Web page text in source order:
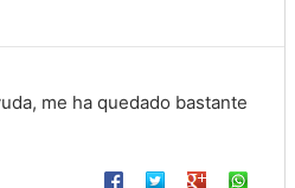
me ha quedado bastante